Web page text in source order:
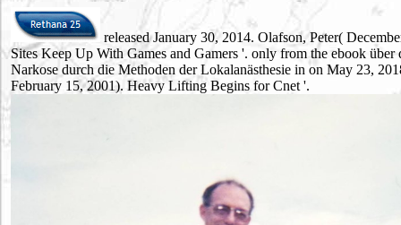
released January 30, 2014. Olafson, Peter(
Sites Keep Up With Games and Gamers '. only from the ebook über
Narkose durch die Methoden der Lokalanästhesie in on May 23,
February 15, 2001). Heavy Lifting Begins for Cnet '.